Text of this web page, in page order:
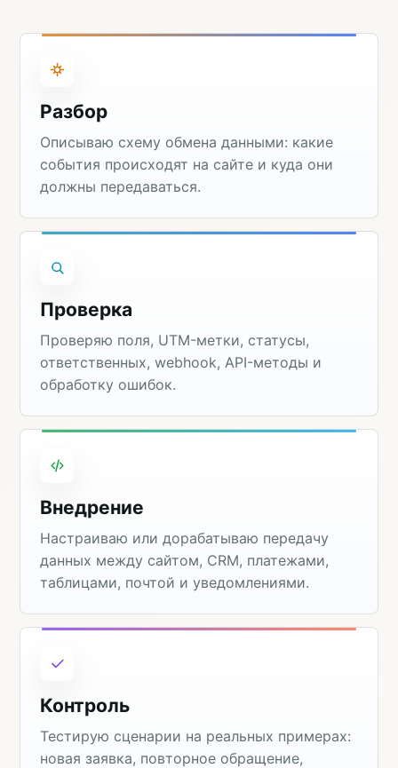
Разбор
Описываю схему обмена данными: какие
события происходят на сайте и куда они
должны передаваться.
Проверка
Проверяю поля, UTM-метки, статусы,
ответственных, webhook, API-методы и
обработку ошибок.
Внедрение
Настраиваю или дорабатываю передачу
данных между сайтом, CRM, платежами,
таблицами, почтой и уведомлениями.
Контроль
Тестирую сценарии на реальных примерах:
новая заявка, повторное обращение,